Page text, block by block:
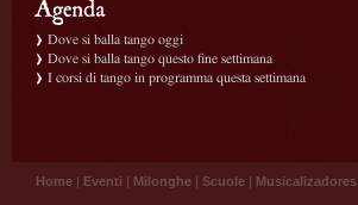
Dove si balla tango oggi
Dove si balla tango questo fine settimana
I corsi di tango in programma questa settimana
Home | Eventi | Milonghe | Scuole | Musicalizadores